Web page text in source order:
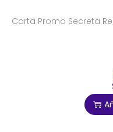
Carta Promo Secreta